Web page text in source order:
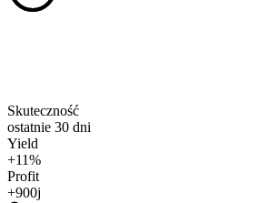
Skuteczność
ostatnie 30 dni
Yield
+11%
Profit
+900j